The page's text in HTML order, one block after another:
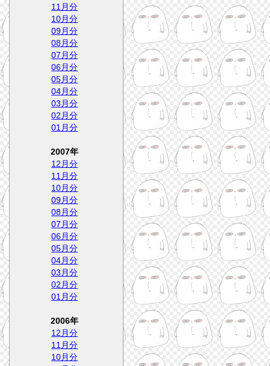
11月分
10月分
09月分
08月分
07月分
06月分
05月分
04月分
03月分
02月分
01月分
2007年
12月分
11月分
10月分
09月分
08月分
07月分
06月分
05月分
04月分
03月分
02月分
01月分
2006年
12月分
11月分
10月分